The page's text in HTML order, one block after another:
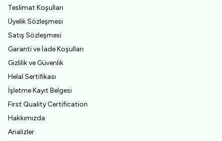
Teslimat Koşulları
Üyelik Sözleşmesi
Satış Sözleşmesi
Garanti ve İade Koşulları
Gizlilik ve Güvenlik
Helal Sertifikası
İşletme Kayıt Belgesi
First Quality Certification
Hakkımızda
Analizler